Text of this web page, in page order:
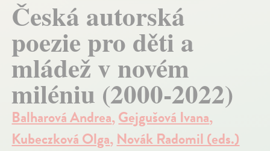
Česká autorská
poezie pro děti a
mládež v novém
miléniu (2000-2022)
Balharová Andrea,Gejgušová Ivana,
Kubeczková Olga,Novák Radomil (eds.)